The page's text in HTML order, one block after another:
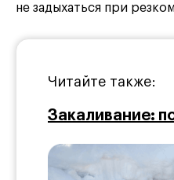
не задыхаться при
Читайте также:
Закаливание: